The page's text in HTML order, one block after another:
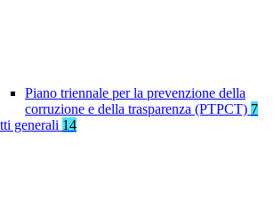
Piano triennale per la prevenzione della
corruzione e della trasparenza (PTPCT) 7
generali 14